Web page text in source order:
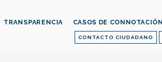
CONTACTO CIUDADANO
TRANSPARENCIA CASOS DE CONNOTACIÓN